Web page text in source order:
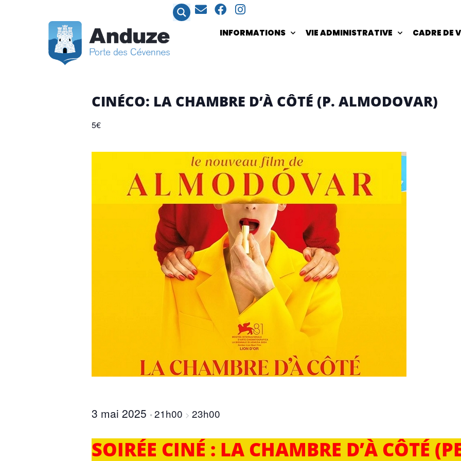
INFORMATIONS VIE ADMINISTRATIVE CADRE DE
CINÉCO: LA CHAMBRE D’À CÔTÉ (P. ALMODOVAR)
5€
3 mai 2025 •21h00 > 23h00
SOIRÉE CINÉ : LA CHAMBRE D’À CÔTÉ